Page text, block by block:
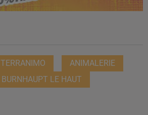
TERRANIMO
ANIMALERIE
BURNHAUPT LE HAUT